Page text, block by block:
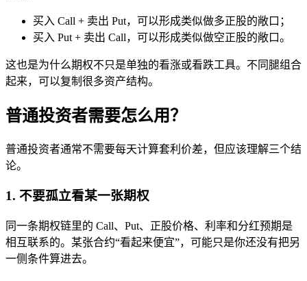
买入 Call + 卖出 Put，可以形成类似做多正股的敞口；
买入 Put + 卖出 Call，可以形成类似做空正股的敞口。
这也是为什么期权不只是单独的看涨或看跌工具。不同腿组合
起来，可以复制很多资产结构。
普通投资者需要怎么用？
普通投资者通常不需要每天计算套利价差，但应该理解三个结
论。
1. 不要孤立看某一张期权
同一条期权链里的 Call、Put、正股价格、利率和分红预期是
相互联系的。某张合约“看起来便宜”，可能只是你还没有把另
一侧条件算进去。